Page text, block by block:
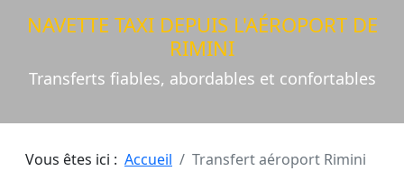
NAVETTE TAXI DEPUIS L'AÉROPORT DE
RIMINI
Transferts fiables, abordables et confortables
Vous êtes ici : Accueil Transfert aéroport Rimini